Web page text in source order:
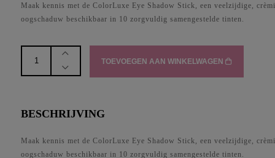
Maak kennis met de ColorLuxe Eye Shadow Stick, een veelzijdige,
oogschaduw beschikbaar in 10 zorgvuldig samengestelde tinten.
Iredale
-
Stick
aantal
TOEVOEGEN AAN WINKELWAGEN
BESCHRIJVING
Maak kennis met de ColorLuxe Eye Shadow Stick, een veelzijdige,
oogschaduw beschikbaar in 10 zorgvuldig samengestelde tinten.